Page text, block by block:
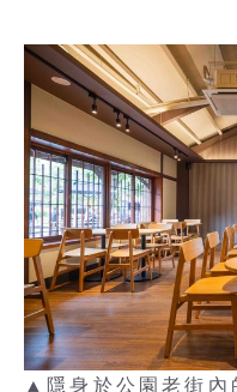
▲隱身於公園老街內